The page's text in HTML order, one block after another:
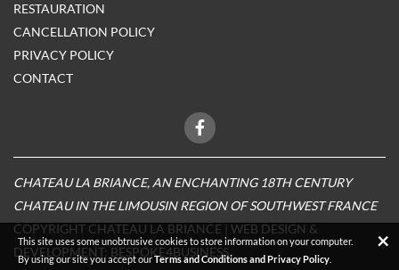
RESTAURATION
CANCELLATION POLICY
PRIVACY POLICY
CONTACT
CHATEAU LA BRIANCE, AN ENCHANTING 18TH CENTURY
CHATEAU IN THE LIMOUSIN REGION OF SOUTHWEST FRANCE
COPYRIGHT CHATEAU LA BRIANCE | WEB DESIGN &
DEVELOPMENT: BESPOKE4BUSINESS
This site uses some unobtrusive cookies to store information on your computer.
By using our site you accept ourTerms and Conditions and Privacy Policy
×